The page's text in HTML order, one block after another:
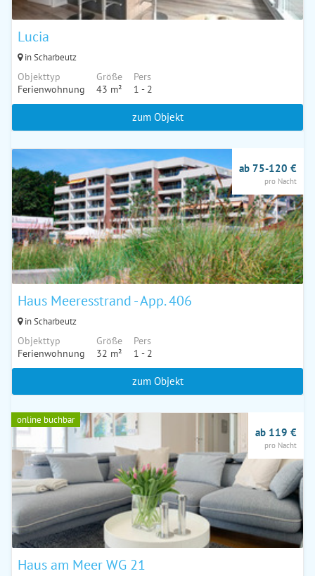
Lucia
in Scharbeutz
Objekttyp
Ferienwohnung
Größe
43 m²
Pers
1 - 2
zum Objekt
Haus Meeresstrand - App. 406
in Scharbeutz
Objekttyp
Ferienwohnung
Größe
32 m²
Pers
1 - 2
ab 75-120 €
pro Nacht
zum Objekt
online buchbar
Haus am Meer WG 21
ab 119 €
pro Nacht